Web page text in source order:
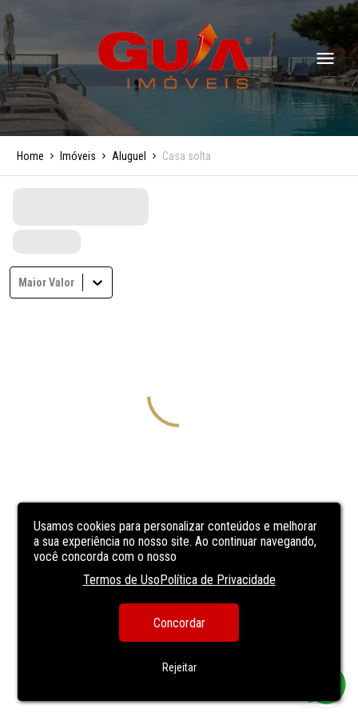
Usamos cookies para personalizar conteúdos e melhorar
a sua experiência no nosso site. Ao continuar navegando,
você concorda com o nosso
Termos de UsoPolítica de Privacidade
Concordar
Rejeitar
Home Imóveis Aluguel Casa solta
Maior Valor